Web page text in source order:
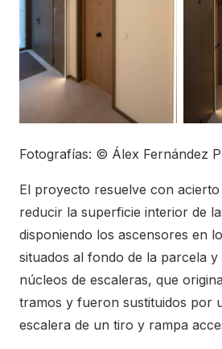
Fotografías: © Álex Fernández
El proyecto resuelve con acierto
reducir la superficie interior de
disponiendo los ascensores en
situados al fondo de la parcela
núcleos de escaleras, que
tramos y fueron sustituidos por
escalera de un tiro y rampa